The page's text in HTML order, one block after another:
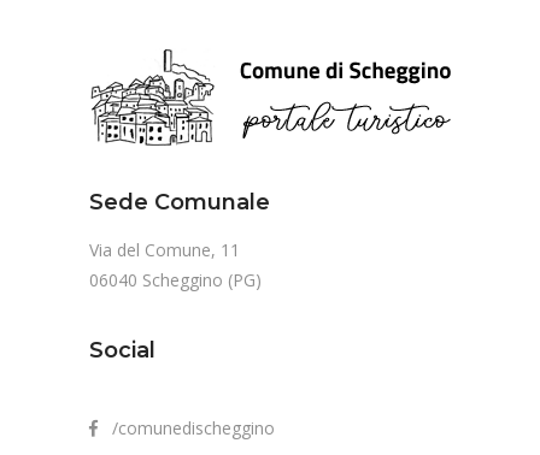
Sede Comunale
Via del Comune, 11
06040 Scheggino (PG)
Social
/comunedischeggino